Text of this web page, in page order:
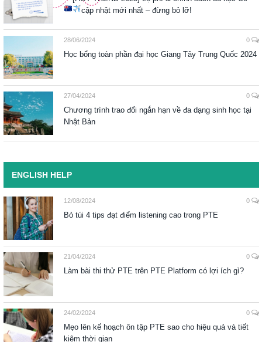
cập nhật mới nhất – đừng bỏ lỡ!
28/06/2024 0
Học bổng toàn phần đại học Giang Tây Trung Quốc 2024
27/04/2024 0
Chương trình trao đổi ngắn hạn về đa dạng sinh học tại
Nhật Bản
ENGLISH HELP
12/08/2024 0
Bỏ túi 4 tips đạt điểm listening cao trong PTE
21/04/2024 0
Làm bài thi thử PTE trên PTE Platform có lợi ích gì?
24/02/2024 0
Mẹo lên kế hoạch ôn tập PTE sao cho hiệu quả và tiết
kiệm thời gian